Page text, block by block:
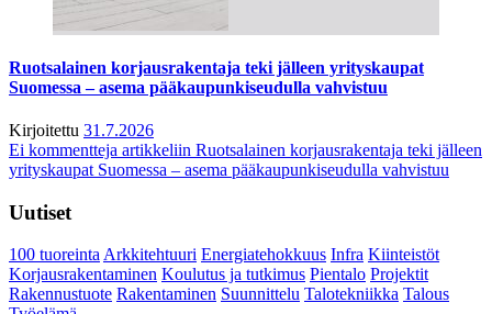
Ruotsalainen korjausrakentaja teki jälleen yrityskaupat
Suomessa – asema pääkaupunkiseudulla vahvistuu
Kirjoitettu 31.7.2026
Ei kommentteja artikkeliin Ruotsalainen korjausrakentaja teki jälleen
yrityskaupat Suomessa – asema pääkaupunkiseudulla vahvistuu
Uutiset
100 tuoreintaArkkitehtuuri Energiatehokkuus Infra Kiinteistöt
Korjausrakentaminen Koulutus ja tutkimus Pientalo Projektit
Rakennustuote Rakentaminen Suunnittelu Talotekniikka Talous